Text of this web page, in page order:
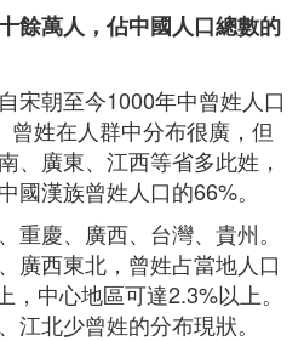
餘萬人，佔中國人口總數的
宋朝至今1000年中曾姓人口
曾姓在人群中分布很廣，但
、廣東、江西等省多此姓，
國漢族曾姓人口的66%。
重慶、廣西、台灣、貴州。
廣西東北，曾姓占當地人口
中心地區可達2.3%以上。
江北少曾姓的分布現狀。